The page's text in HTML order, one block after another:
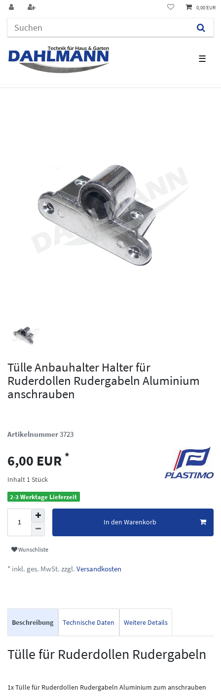
☰
0,00 EUR
Tülle Anbauhalter Halter für
Ruderdollen Rudergabeln Aluminium
anschrauben
Artikelnummer3723
6,00 EUR *
Inhalt 1 Stück
2-3 Werktage Lieferzeit
In den Warenkorb
Wunschliste
* inkl. ges. MwSt. zzgl. Versandkosten
Beschreibung Technische Daten Weitere Details
Tülle für Ruderdollen Rudergabeln
1x Tülle für Ruderdollen Rudergabeln Aluminium zum anschrauben